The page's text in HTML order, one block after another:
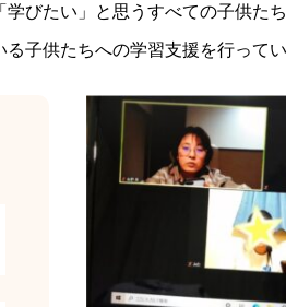
びたい」と思うすべての子供た
子供たちへの学習支援を行ってい